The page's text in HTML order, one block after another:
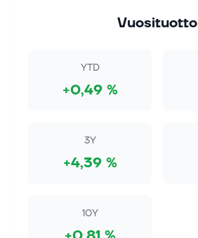
Vuosituotto
YTD
+0,49 %
3Y
+4,39 %
10Y